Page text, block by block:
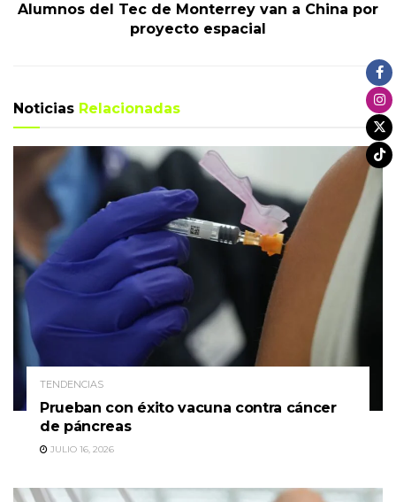
Alumnos del Tec de Monterrey van a China por
proyecto espacial
Noticias Relacionadas
TENDENCIAS
Prueban con éxito vacuna contra cáncer
de páncreas
JULIO 16, 2026